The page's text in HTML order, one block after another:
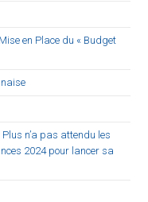
en Place du « Budget
n’a pas attendu les
2024 pour lancer sa